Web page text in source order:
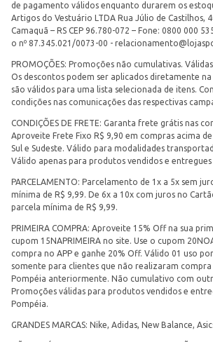
de pagamento válidos enquanto durarem os
Artigos do Vestuário LTDA Rua Júlio de Castilhos,
Camaquã – RS CEP 96.780-072 – Fone: 0800 000
o nº 87.345.021/0073-00 -
PROMOÇÕES: Promoções não cumulativas.
Os descontos podem ser aplicados diretamente
são válidos para uma lista selecionada de itens.
condições nas comunicações das respectivas
CONDIÇÕES DE FRETE: Garanta frete grátis nas
Aproveite Frete Fixo R$ 9,90 em compras acima
Sul e Sudeste. Válido para modalidades
Válido apenas para produtos vendidos e entregues
PARCELAMENTO: Parcelamento de 1x a 5x sem
mínima de R$ 9,99. De 6x a 10x com juros no
parcela mínima de R$ 9,99.
PRIMEIRA COMPRA: Aproveite 15% Off na sua
cupom 15NAPRIMEIRA no site. Use o cupom
compra no APP e ganhe 20% Off. Válido 01 uso
somente para clientes que não realizaram
Pompéia anteriormente. Não cumulativo com
Promoções válidas para produtos vendidos e
Pompéia.
GRANDES MARCAS: Nike, Adidas, New Balance,